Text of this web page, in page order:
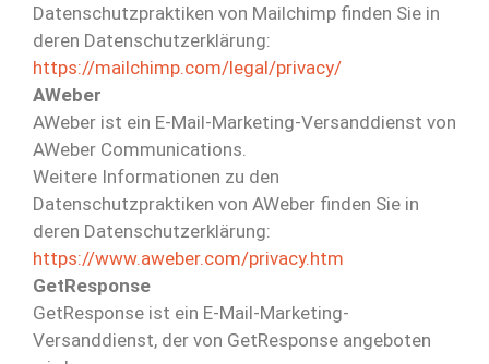
Datenschutzpraktiken von Mailchimp finden Sie in
deren Datenschutzerklärung:
https://mailchimp.com/legal/privacy/
AWeber
AWeber ist ein E-Mail-Marketing-Versanddienst von
AWeber Communications.
Weitere Informationen zu den
Datenschutzpraktiken von AWeber finden Sie in
deren Datenschutzerklärung:
https://www.aweber.com/privacy.htm
GetResponse
GetResponse ist ein E-Mail-Marketing-
Versanddienst, der von GetResponse angeboten